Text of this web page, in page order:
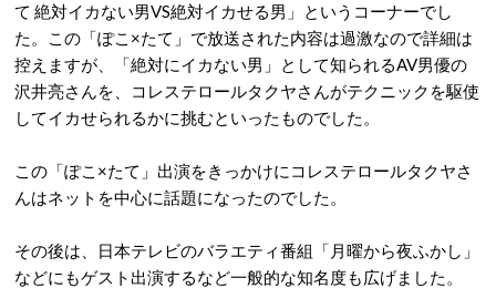
て 絶対イカない男VS絶対イカせる男」というコーナーでし
た。この「ぽこ ×たて 」で放送された内容は過激なので詳細は
控えますが、「絶対にイカない男」として知られるAV男優の
沢井亮さんを、コレステロールタクヤさんがテクニックを駆使
してイカせられるかに挑むといったものでした。
この「ぽこ ×たて 」出演をきっかけにコレステロールタクヤさ
んはネットを中心に話題になったのでした。
その後は、日本テレビのバラエティ番組「 月曜から夜ふかし 」
などにもゲスト出演するなど一般的な知名度も広げました。